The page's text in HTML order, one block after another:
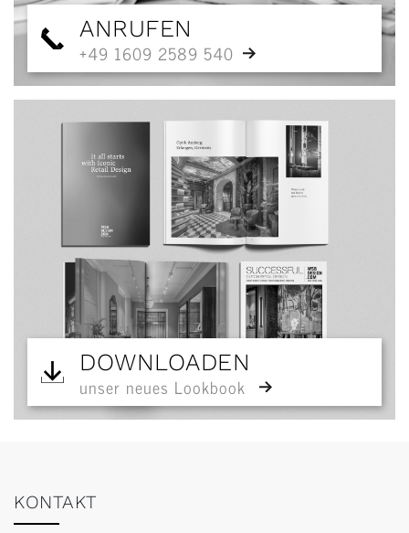
ANRUFEN
+49 1609 2589 540
DOWNLOADEN
unser neues Lookbook
KONTAKT